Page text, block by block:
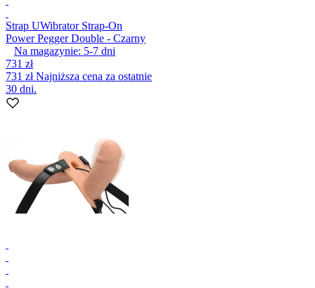
Strap UWibrator Strap-On
Power Pegger Double - Czarny
Na magazynie: 5-7 dni
731 zł
731 złNajniższa cena za ostatnie
30 dni.